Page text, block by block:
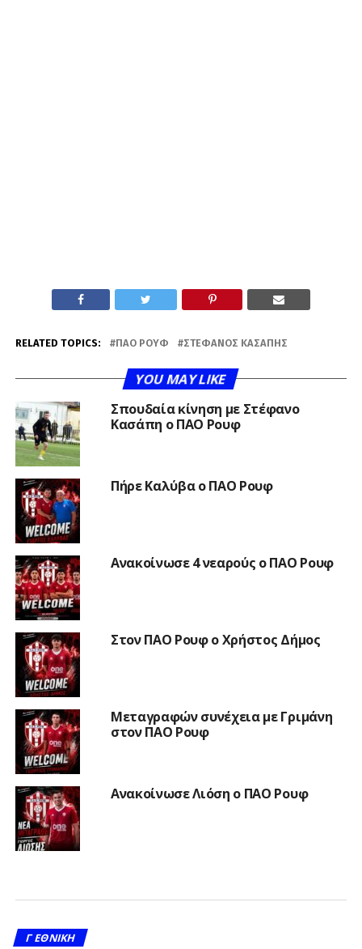
RELATED TOPICS: ΠΑΟ ΡΟΥΦ ΣΤΈΦΑΝΟΣ ΚΑΣΆΠΗΣ
YOU MAY LIKE
Σπουδαία κίνηση με Στέφανο
Κασάπη ο ΠΑΟ Ρουφ
Πήρε Καλύβα ο ΠΑΟ Ρουφ
Ανακοίνωσε 4 νεαρούς ο ΠΑΟ Ρουφ
Στον ΠΑΟ Ρουφ ο Χρήστος Δήμος
Μεταγραφών συνέχεια με Γριμάνη
στον ΠΑΟ Ρουφ
Ανακοίνωσε Λιόση ο ΠΑΟ Ρουφ
Γ ΕΘΝΙΚΉ